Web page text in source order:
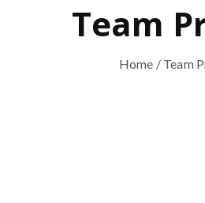
Team
Home / Team